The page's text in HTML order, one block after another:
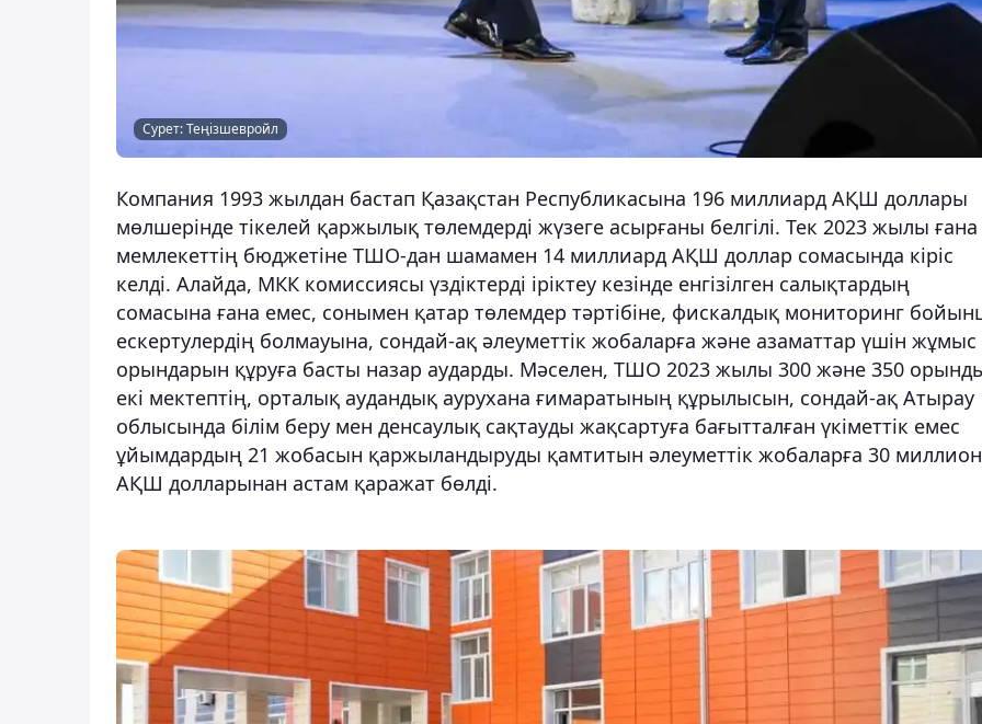
Сурет: Теңізшевройл
Компания 1993 жылдан бастап Қазақстан Республикасына 196 миллиард АҚШ доллары
мөлшерінде тікелей қаржылық төлемдерді жүзеге асырғаны белгілі. Тек 2023 жылы ғана
мемлекеттің бюджетіне ТШО-дан шамамен 14 миллиард АҚШ доллар сомасында кіріс
келді. Алайда, МКК комиссиясы үздіктерді іріктеу кезінде енгізілген салықтардың
сомасына ғана емес, сонымен қатар төлемдер тәртібіне, фискалдық мониторинг
ескертулердің болмауына, сондай-ақ әлеуметтік жобаларға және азаматтар үшін жұмыс
орындарын құруға басты назар аударды. Мәселен, ТШО 2023 жылы 300 және 350
екі мектептің, орталық аудандық аурухана ғимаратының құрылысын, сондай-ақ Атырау
облысында білім беру мен денсаулық сақтауды жақсартуға бағытталған үкіметтік емес
ұйымдардың 21 жобасын қаржыландыруды қамтитын әлеуметтік жобаларға 30 миллион
АҚШ долларынан астам қаражат бөлді.